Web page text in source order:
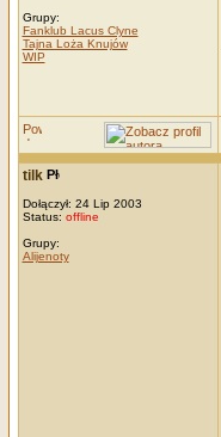
Grupy:
Fanklub Lacus Clyne
Tajna Loża Knujów
WIP
tilk
Dołączył: 24 Lip 2003
Status: offline
Grupy:
Alijenoty